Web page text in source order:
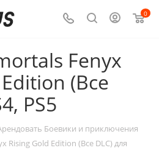
0
Fenyx
(Все
PS5
Боевики и приключения
Rising Gold Edition (Все DLC) для